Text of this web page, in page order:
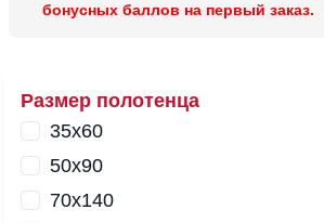
бонусных баллов на первый заказ.
Размер полотенца
35х60
50х90
70х140